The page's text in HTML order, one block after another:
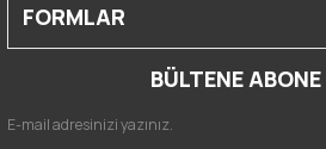
FORMLAR
BÜLTENE